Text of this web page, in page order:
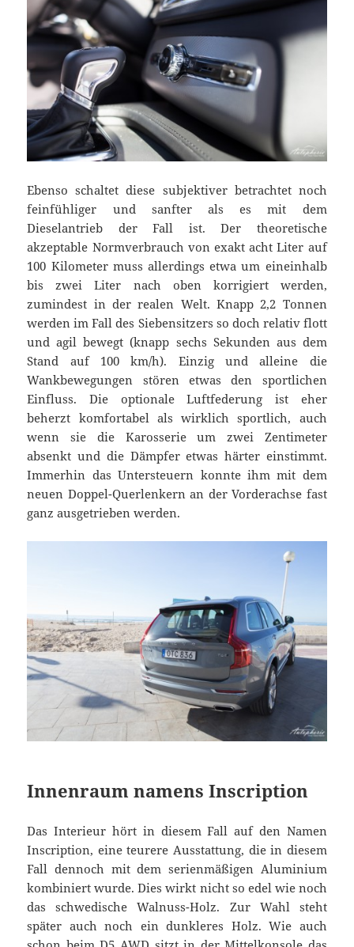
Ebenso schaltet diese subjektiver betrachtet noch
feinfühliger und sanfter als es mit dem
Dieselantrieb der Fall ist. Der theoretische
akzeptable Normverbrauch von exakt acht Liter auf
100 Kilometer muss allerdings etwa um eineinhalb
bis zwei Liter nach oben korrigiert werden,
zumindest in der realen Welt. Knapp 2,2 Tonnen
werden im Fall des Siebensitzers so doch relativ flott
und agil bewegt (knapp sechs Sekunden aus dem
Stand auf 100 km/h). Einzig und alleine die
Wankbewegungen stören etwas den sportlichen
Einfluss. Die optionale Luftfederung ist eher
beherzt komfortabel als wirklich sportlich, auch
wenn sie die Karosserie um zwei Zentimeter
absenkt und die Dämpfer etwas härter einstimmt.
Immerhin das Untersteuern konnte ihm mit dem
neuen Doppel-Querlenkern an der Vorderachse fast
ganz ausgetrieben werden.
Innenraum namens Inscription
Das Interieur hört in diesem Fall auf den Namen
Inscription, eine teurere Ausstattung, die in diesem
Fall dennoch mit dem serienmäßigen Aluminium
kombiniert wurde. Dies wirkt nicht so edel wie noch
das schwedische Walnuss-Holz. Zur Wahl steht
später auch noch ein dunkleres Holz. Wie auch